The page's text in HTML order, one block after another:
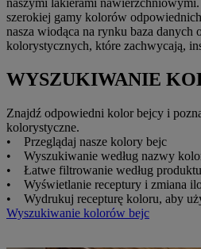
naszymi lakierami
szerokiej gamy kolorów
nasza wiodąca na rynku baza danych
kolorystycznych, które zachwycają,
WYSZUKIWANIE
Znajdź odpowiedni kolor bejcy i
kolorystyczne.
• Przeglądaj nasze kolory bejc
• Wyszukiwanie według nazwy
• Łatwe filtrowanie według
• Wyświetlanie receptury i zmiana
• Wydrukuj recepturę koloru, aby
Wyszukiwanie kolorów bejc